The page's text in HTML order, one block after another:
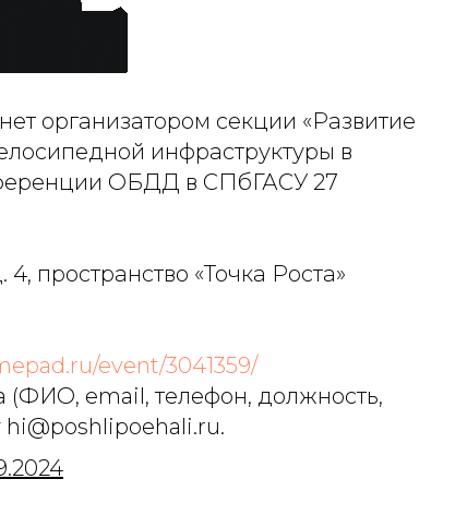
организатором секции «Развитие
инфраструктуры в
ОБДД в СПбГАСУ 27
пространство «Точка Роста»
event/3041359/
(ФИО, email, телефон, должность,
hi@poshlipoehali.ru.